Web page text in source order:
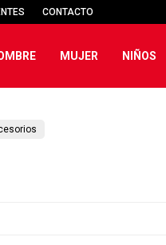
MUJER NIÑOS
CONTACTO